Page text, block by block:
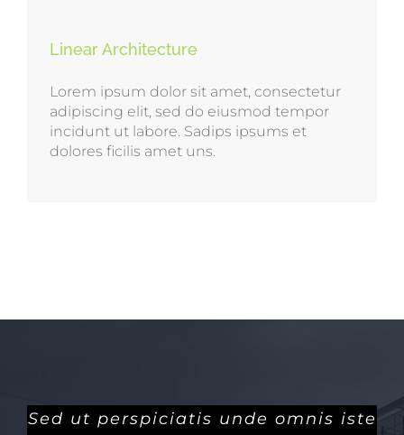
Linear Architecture
Lorem ipsum dolor sit amet, consectetur
adipiscing elit, sed do eiusmod tempor
incidunt ut labore. Sadips ipsums et
dolores ficilis amet uns.
Sed ut perspiciatis unde omnis iste